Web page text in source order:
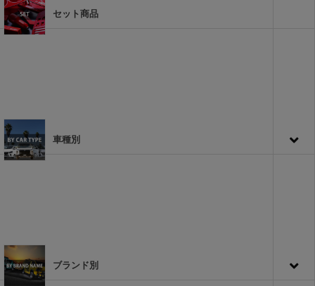
セット商品
車種別
ブランド別